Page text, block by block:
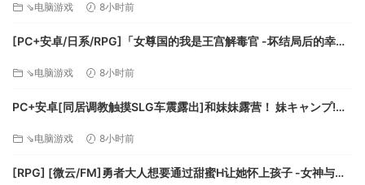
⇘电脑游戏 8小时前
[PC+安卓/日系/RPG]「女尊国的我是王宫解毒官 -坏结局后的幸福
⇘电脑游戏 8小时前
PC+安卓[同居调教触摸SLG车震露出]和妹妹露营！ 妹キャンプ!
⇘电脑游戏 8小时前
[RPG] [微云/FM]勇者大人想要通过甜蜜H让她怀上孩子 -女神与淫